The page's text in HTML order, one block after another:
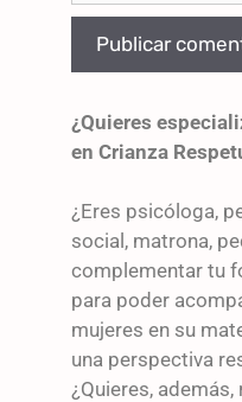
¿Quieres
en Crianza
¿Eres psicóloga,
social, matrona,
complementar tu
para poder
mujeres en su
una perspectiva
¿Quieres,